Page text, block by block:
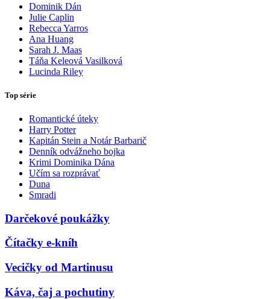
Dominik Dán
Julie Caplin
Rebecca Yarros
Ana Huang
Sarah J. Maas
Táňa Keleová Vasilková
Lucinda Riley
Top série
Romantické úteky
Harry Potter
Kapitán Stein a Notár Barbarič
Denník odvážneho bojka
Krimi Dominika Dána
Učím sa rozprávať
Duna
Smradi
Darčekové poukážky
Čítačky e-kníh
Vecičky od Martinusu
Káva, čaj a pochutiny